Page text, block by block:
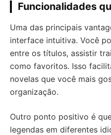
Funcionalidades
Uma das principais
interface intuitiva. Você
entre os títulos, assistir
como favoritos. Isso
novelas que você mais
organização.
Outro ponto positivo é
legendas em diferentes